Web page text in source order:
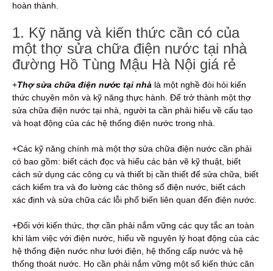
hoàn thành.
1. Kỹ năng và kiến thức cần có của
một thợ sửa chữa điện nước tại nhà
đường Hồ Tùng Mậu Hà Nội giá rẻ
+Thợ sửa chữa điện nước tại nhà là một nghề đòi hỏi kiến
thức chuyên môn và kỹ năng thực hành. Để trở thành một thợ
sửa chữa điện nước tại nhà, người ta cần phải hiểu về cấu tạo
và hoạt động của các hệ thống điện nước trong nhà.
+Các kỹ năng chính mà một thợ sửa chữa điện nước cần phải
có bao gồm: biết cách đọc và hiểu các bản vẽ kỹ thuật, biết
cách sử dụng các công cụ và thiết bị cần thiết để sửa chữa, biết
cách kiểm tra và đo lường các thông số điện nước, biết cách
xác định và sửa chữa các lỗi phổ biến liên quan đến điện nước.
+Đối với kiến thức, thợ cần phải nắm vững các quy tắc an toàn
khi làm việc với điện nước, hiểu về nguyên lý hoạt động của các
hệ thống điện nước như lưới điện, hệ thống cấp nước và hệ
thống thoát nước. Họ cần phải nắm vững một số kiến thức căn